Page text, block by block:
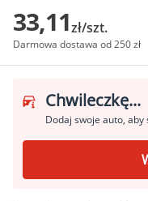
33,11zł/szt.
Darmowa dostawa od 250 zł
Chwileczkę...
Dodaj swoje auto,